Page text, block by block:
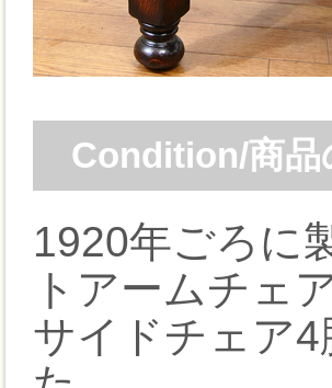
Condition/商品
1920年ごろに
トアームチェ
サイドチェア